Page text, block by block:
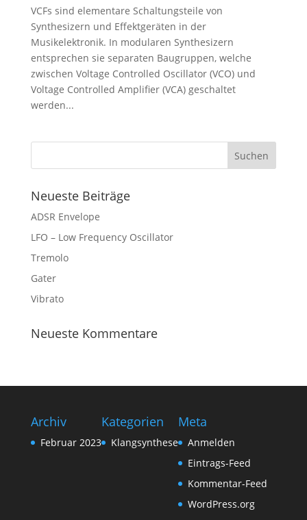
VCFs sind elementare Schaltungsteile von
Synthesizern und Effektgeräten in der
Musikelektronik. In modularen Synthesizern
entsprechen sie separaten Baugruppen, welche
zwischen Voltage Controlled Oscillator (VCO) und
Voltage Controlled Amplifier (VCA) geschaltet
werden...
Neueste Beiträge
ADSR Envelope
LFO – Low Frequency Oscillator
Tremolo
Gater
Vibrato
Neueste Kommentare
Archiv
Februar 2023
Kategorien
Klangsynthese
Meta
Anmelden
Eintrags-Feed
Kommentar-Feed
WordPress.org